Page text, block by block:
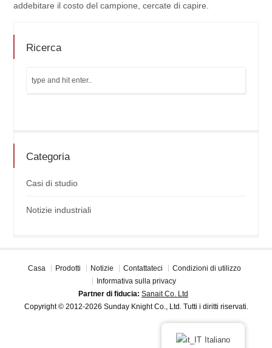
addebitare il costo del campione, cercate di capire.
Ricerca
Categoria
Casi di studio
Notizie industriali
Casa Prodotti Notizie Contattateci
Condizioni di utilizzo
Informativa sulla privacy
Partner di fiducia: Sanait Co. Ltd
Copyright © 2012-2026 Sunday Knight Co., Ltd. Tutti i diritti riservati.
Italiano